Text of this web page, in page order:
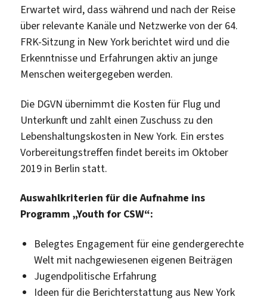
Erwartet wird, dass während und nach der Reise
über relevante Kanäle und Netzwerke von der 64.
FRK-Sitzung in New York berichtet wird und die
Erkenntnisse und Erfahrungen aktiv an junge
Menschen weitergegeben werden.
Die DGVN übernimmt die Kosten für Flug und
Unterkunft und zahlt einen Zuschuss zu den
Lebenshaltungskosten in New York. Ein erstes
Vorbereitungstreffen findet bereits im Oktober
2019 in Berlin statt.
Auswahlkriterien für die Aufnahme ins
Programm „Youth for CSW“:
Belegtes Engagement für eine gendergerechte
Welt mit nachgewiesenen eigenen Beiträgen
Jugendpolitische Erfahrung
Ideen für die Berichterstattung aus New York